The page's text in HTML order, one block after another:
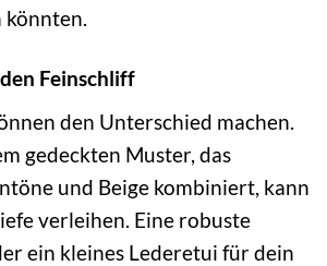
könnten.
Feinschliff
den Unterschied machen.
gedeckten Muster, das
und Beige kombiniert, kann
verleihen. Eine robuste
ein kleines Lederetui für dein